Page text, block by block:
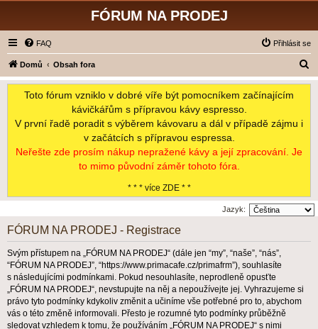
FÓRUM NA PRODEJ
FAQ Přihlásit se
Domů Obsah fora
l
Toto fórum vzniklo v dobré víře být pomocníkem začínajícím
kávičkářům s přípravou kávy espresso.
V první řadě poradit s výběrem kávovaru a dál v případě zájmu i
v začátcích s přípravou espressa.
Neřešte zde prosím nákup nepražené kávy a její zpracování. Je
to mimo původní záměr tohoto fóra.
* * * více ZDE * *
Jazyk:
FÓRUM NA PRODEJ - Registrace
Svým přístupem na „FÓRUM NA PRODEJ“ (dále jen “my”, “naše”, “nás”,
“FÓRUM NA PRODEJ”, “https://www.primacafe.cz/primafrm”), souhlasíte
s následujícími podmínkami. Pokud nesouhlasíte, neprodleně opusťte
„FÓRUM NA PRODEJ“, nevstupujte na něj a nepoužívejte jej. Vyhrazujeme si
právo tyto podmínky kdykoliv změnit a učiníme vše potřebné pro to, abychom
vás o této změně informovali. Přesto je rozumné tyto podmínky průběžně
sledovat vzhledem k tomu, že používáním „FÓRUM NA PRODEJ“ s nimi